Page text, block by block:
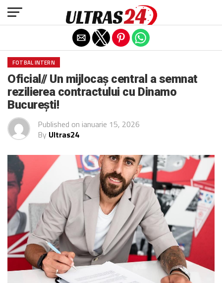
FOTBAL INTERN
Oficial// Un mijlocaș central a semnat
rezilierea contractului cu Dinamo
București!
Published on ianuarie 15, 2026
By Ultras24
Exit mobile version